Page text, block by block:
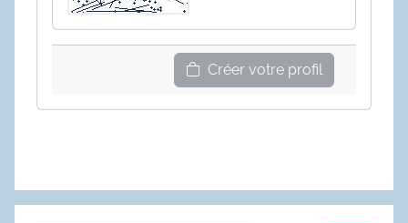
Créer votre profil